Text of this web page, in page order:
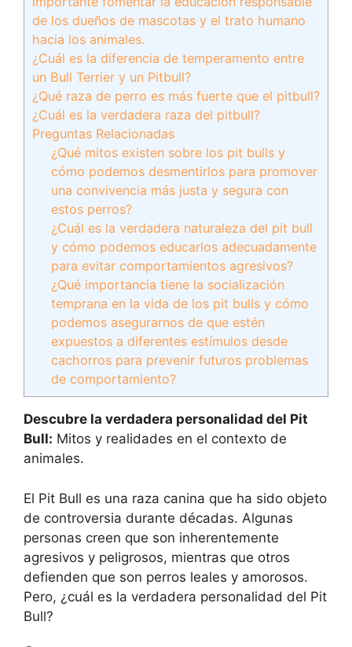
de los dueños de mascotas y el trato humano
hacia los animales.
¿Cuál es la diferencia de temperamento entre
un Bull Terrier y un Pitbull?
¿Qué raza de perro es más fuerte que el pitbull?
¿Cuál es la verdadera raza del pitbull?
Preguntas Relacionadas
¿Qué mitos existen sobre los pit bulls y
cómo podemos desmentirlos para promover
una convivencia más justa y segura con
estos perros?
¿Cuál es la verdadera naturaleza del pit bull
y cómo podemos educarlos adecuadamente
para evitar comportamientos agresivos?
¿Qué importancia tiene la socialización
temprana en la vida de los pit bulls y cómo
podemos asegurarnos de que estén
expuestos a diferentes estímulos desde
cachorros para prevenir futuros problemas
de comportamiento?
Descubre la verdadera personalidad del Pit
Bull: Mitos y realidades en el contexto de
animales.
El Pit Bull es una raza canina que ha sido objeto
de controversia durante décadas. Algunas
personas creen que son inherentemente
agresivos y peligrosos, mientras que otros
defienden que son perros leales y amorosos.
Pero, ¿cuál es la verdadera personalidad del Pit
Bull?